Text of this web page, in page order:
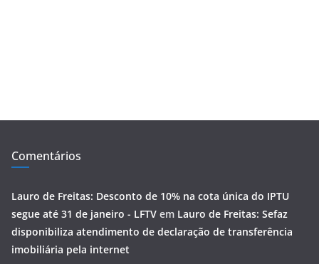
Comentários
Lauro de Freitas: Desconto de 10% na cota única do IPTU
segue até 31 de janeiro - LFTV em Lauro de Freitas: Sefaz
disponibiliza atendimento de declaração de transferência
imobiliária pela internet